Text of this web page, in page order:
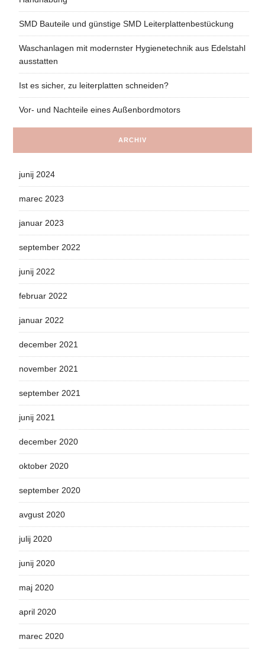
SMD Bauteile und günstige SMD Leiterplattenbestückung
Waschanlagen mit modernster Hygienetechnik aus Edelstahl
ausstatten
Ist es sicher, zu leiterplatten schneiden?
Vor- und Nachteile eines Außenbordmotors
ARCHIV
junij 2024
marec 2023
januar 2023
september 2022
junij 2022
februar 2022
januar 2022
december 2021
november 2021
september 2021
junij 2021
december 2020
oktober 2020
september 2020
avgust 2020
julij 2020
junij 2020
maj 2020
april 2020
marec 2020